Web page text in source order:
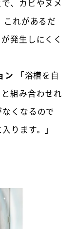
、カビやヌメ
これがあるだ
発生しにくく
ン 「浴槽を自
組み合わせれ
くなるので
ります。」